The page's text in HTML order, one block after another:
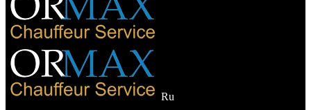
Ru